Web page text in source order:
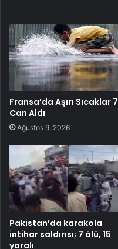
Fransa’da Aşırı Sıcaklar 7
Can Aldı
Ağustos 9, 2026
Pakistan’da karakola
intihar saldırısı; 7 ölü, 15
yaralı